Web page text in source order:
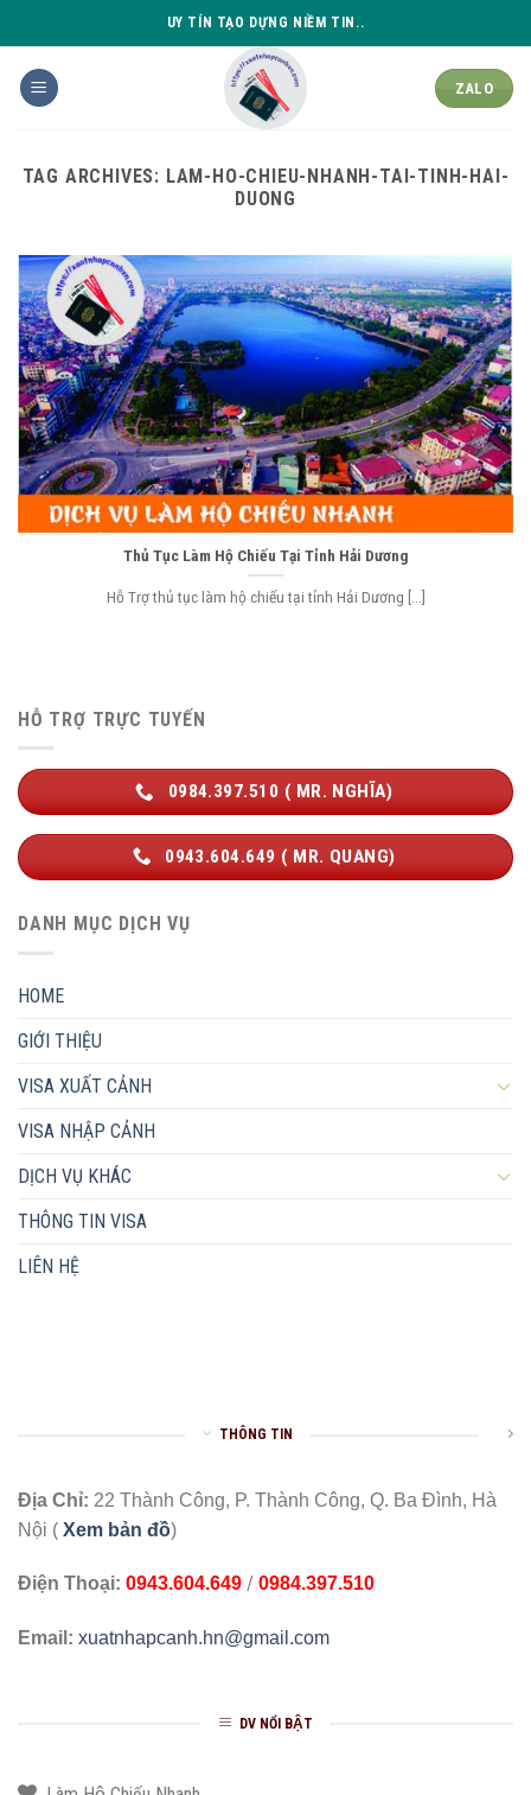
to
content
UY TÍN TẠO DỰNG NIỀM TIN..
ZALO
TAG ARCHIVES: LAM-HO-CHIEU-NHANH-TAI-TINH-HAI-
DUONG
Thủ Tục Làm Hộ Chiếu Tại Tỉnh Hải Dương
Hỗ Trợ thủ tục làm hộ chiếu tại tỉnh Hải Dương [...]
HỖ TRỢ TRỰC TUYẾN
0984.397.510 ( MR. NGHĨA)
0943.604.649 ( MR. QUANG)
DANH MỤC DỊCH VỤ
HOME
GIỚI THIỆU
VISA XUẤT CẢNH
VISA NHẬP CẢNH
DỊCH VỤ KHÁC
THÔNG TIN VISA
LIÊN HỆ
THÔNG TIN
Địa Chỉ: 22 Thành Công, P. Thành Công, Q. Ba Đình, Hà
Nội ( Xem bản đồ)
Điện Thoại: 0943.604.649 / 0984.397.510
Email: xuatnhapcanh.hn@gmail.com
DV NỔI BẬT